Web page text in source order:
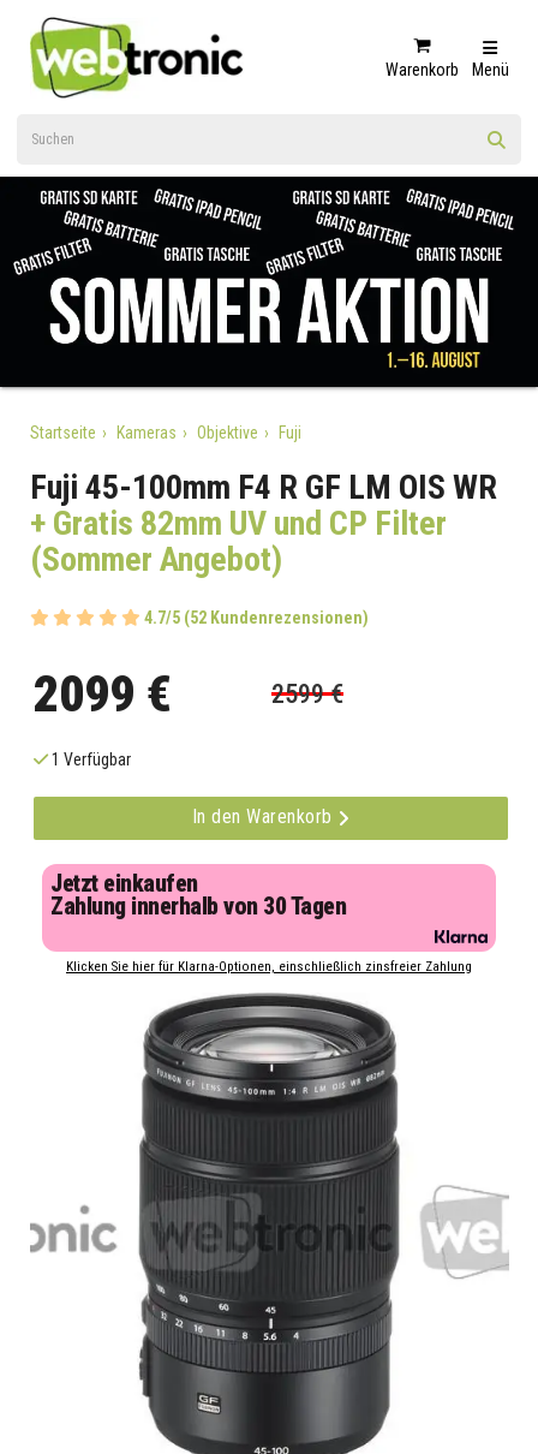
Warenkorb Menü
Startseite Kameras Objektive Fuji
Fuji 45-100mm F4 R GF LM OIS WR
+ Gratis 82mm UV und CP Filter
(Sommer Angebot)
4.7/5 (52 Kundenrezensionen)
2099 € 2599 €
1 Verfügbar
In den Warenkorb
Jetzt einkaufen
Zahlung innerhalb von 30 Tagen
Klicken Sie hier für Klarna-Optionen, einschließlich zinsfreier Zahlung